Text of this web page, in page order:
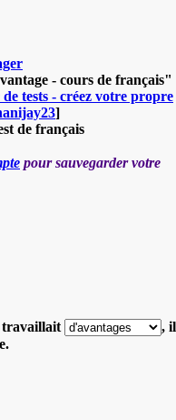
- cours de français"
tests - créez votre propre
]
de français
pour sauvegarder votre
travaillait
, il